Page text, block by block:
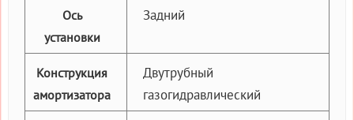
Ось
установки
Задний
Конструкция
амортизатора
Двутрубный
газогидравлический